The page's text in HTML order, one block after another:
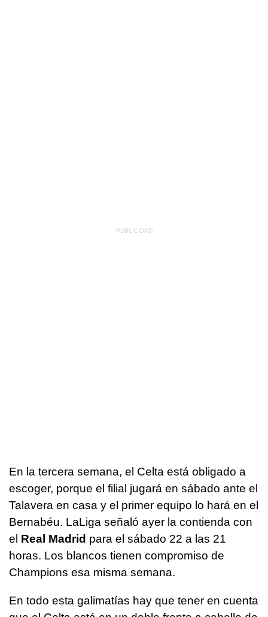
En la tercera semana, el Celta está obligado a
escoger, porque el filial jugará en sábado ante el
Talavera en casa y el primer equipo lo hará en el
Bernabéu. LaLiga señaló ayer la contienda con
el Real Madrid para el sábado 22 a las 21
horas. Los blancos tienen compromiso de
Champions esa misma semana.
En todo esta galimatías hay que tener en cuenta